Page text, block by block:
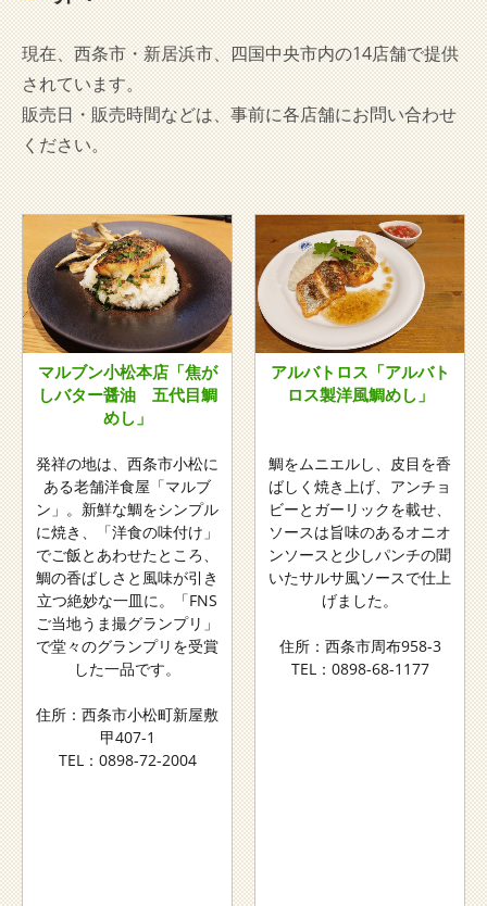
現在、西条市・新居浜市、四国中央市内の14店舗で提供
されています。
販売日・販売時間などは、事前に各店舗にお問い合わせ
ください。
マルブン小松本店「焦が
しバター醤油 五代目鯛
めし」
発祥の地は、西条市小松に
ある老舗洋食屋「マルブ
ン」。新鮮な鯛をシンプル
に焼き、「洋食の味付け」
でご飯とあわせたところ、
鯛の香ばしさと風味が引き
立つ絶妙な一皿に。「FNS
ご当地うま撮グランプリ」
で堂々のグランプリを受賞
した一品です。
住所：西条市小松町新屋敷
甲407-1
TEL：0898-72-2004
アルバトロス「アルバト
ロス製洋風鯛めし」
鯛をムニエルし、皮目を香
ばしく焼き上げ、アンチョ
ビーとガーリックを載せ、
ソースは旨味のあるオニオ
ンソースと少しパンチの聞
いたサルサ風ソースで仕上
げました。
住所：西条市周布958-3
TEL：0898-68-1177